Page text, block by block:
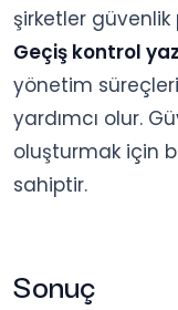
şirketler güvenlik
Geçiş kontrol
yönetim
yardımcı olur.
oluşturmak için
sahiptir.
Sonuç